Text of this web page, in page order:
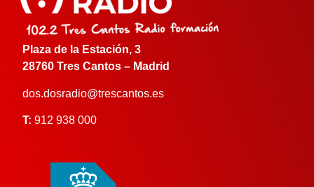
Plaza de la Estación, 3
28760 Tres Cantos – Madrid
dos.dosradio@trescantos.es
T: 912 938 000